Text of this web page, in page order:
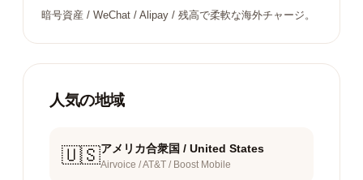
暗号資産 / WeChat / Alipay / 残高で柔軟な海外チャージ。
人気の地域
🇺🇸アメリカ合衆国 / United States
Airvoice / AT&T / Boost Mobile